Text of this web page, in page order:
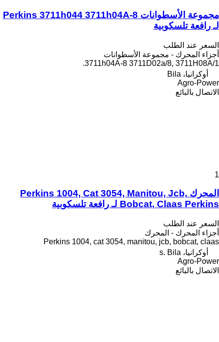
مجموعة الأسطوانات Perkins 3711h044 3711h04A-8
لـ رافعة تلسكوبية
السعر عند الطلب
أجزاء المحرك - مجموعة الأسطوانات
3711h04A-8 3711D02a/8, 3711H08A/1.
أوكرانيا، Bila
Agro-Power
الاتصال بالبائع
1
المحرك Perkins 1004, Cat 3054, Manitou, Jcb,
Bobcat, Claas Perkins لـ رافعة تلسكوبية
السعر عند الطلب
أجزاء المحرك - المحرك
Perkins 1004, cat 3054, manitou, jcb, bobcat, claas
أوكرانيا، s. Bila
Agro-Power
الاتصال بالبائع